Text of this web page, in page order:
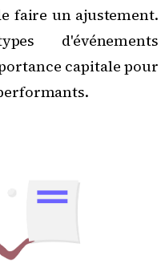
faire un ajustement.
d'événements
capitale pour